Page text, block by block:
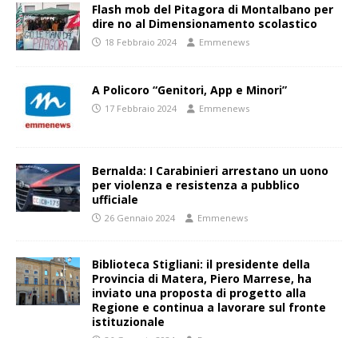
Flash mob del Pitagora di Montalbano per
dire no al Dimensionamento scolastico
18 Febbraio 2024 Emmenews
A Policoro “Genitori, App e Minori”
17 Febbraio 2024 Emmenews
Bernalda: I Carabinieri arrestano un uono
per violenza e resistenza a pubblico
ufficiale
26 Gennaio 2024 Emmenews
Biblioteca Stigliani: il presidente della
Provincia di Matera, Piero Marrese, ha
inviato una proposta di progetto alla
Regione e continua a lavorare sul fronte
istituzionale